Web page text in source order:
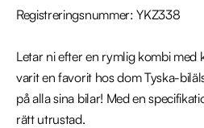
Registreringsnummer: YKZ338
Letar ni efter en rymlig kombi
varit en favorit hos dom Tyska-
på alla sina bilar! Med en
rätt utrustad.